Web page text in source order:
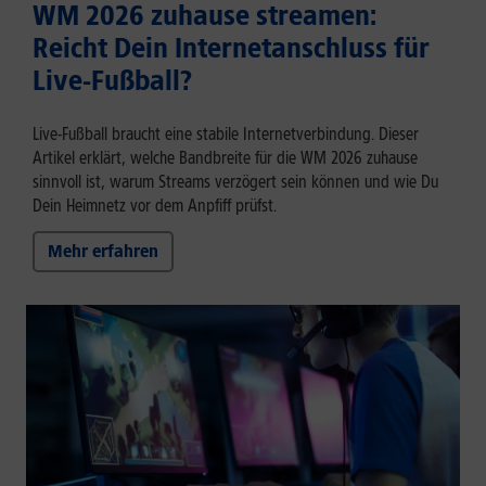
WM 2026 zuhause streamen:
Reicht Dein Internetanschluss für
Live-Fußball?
Live-Fußball braucht eine stabile Internetverbindung. Dieser
Artikel erklärt, welche Bandbreite für die WM 2026 zuhause
sinnvoll ist, warum Streams verzögert sein können und wie Du
Dein Heimnetz vor dem Anpfiff prüfst.
Mehr erfahren